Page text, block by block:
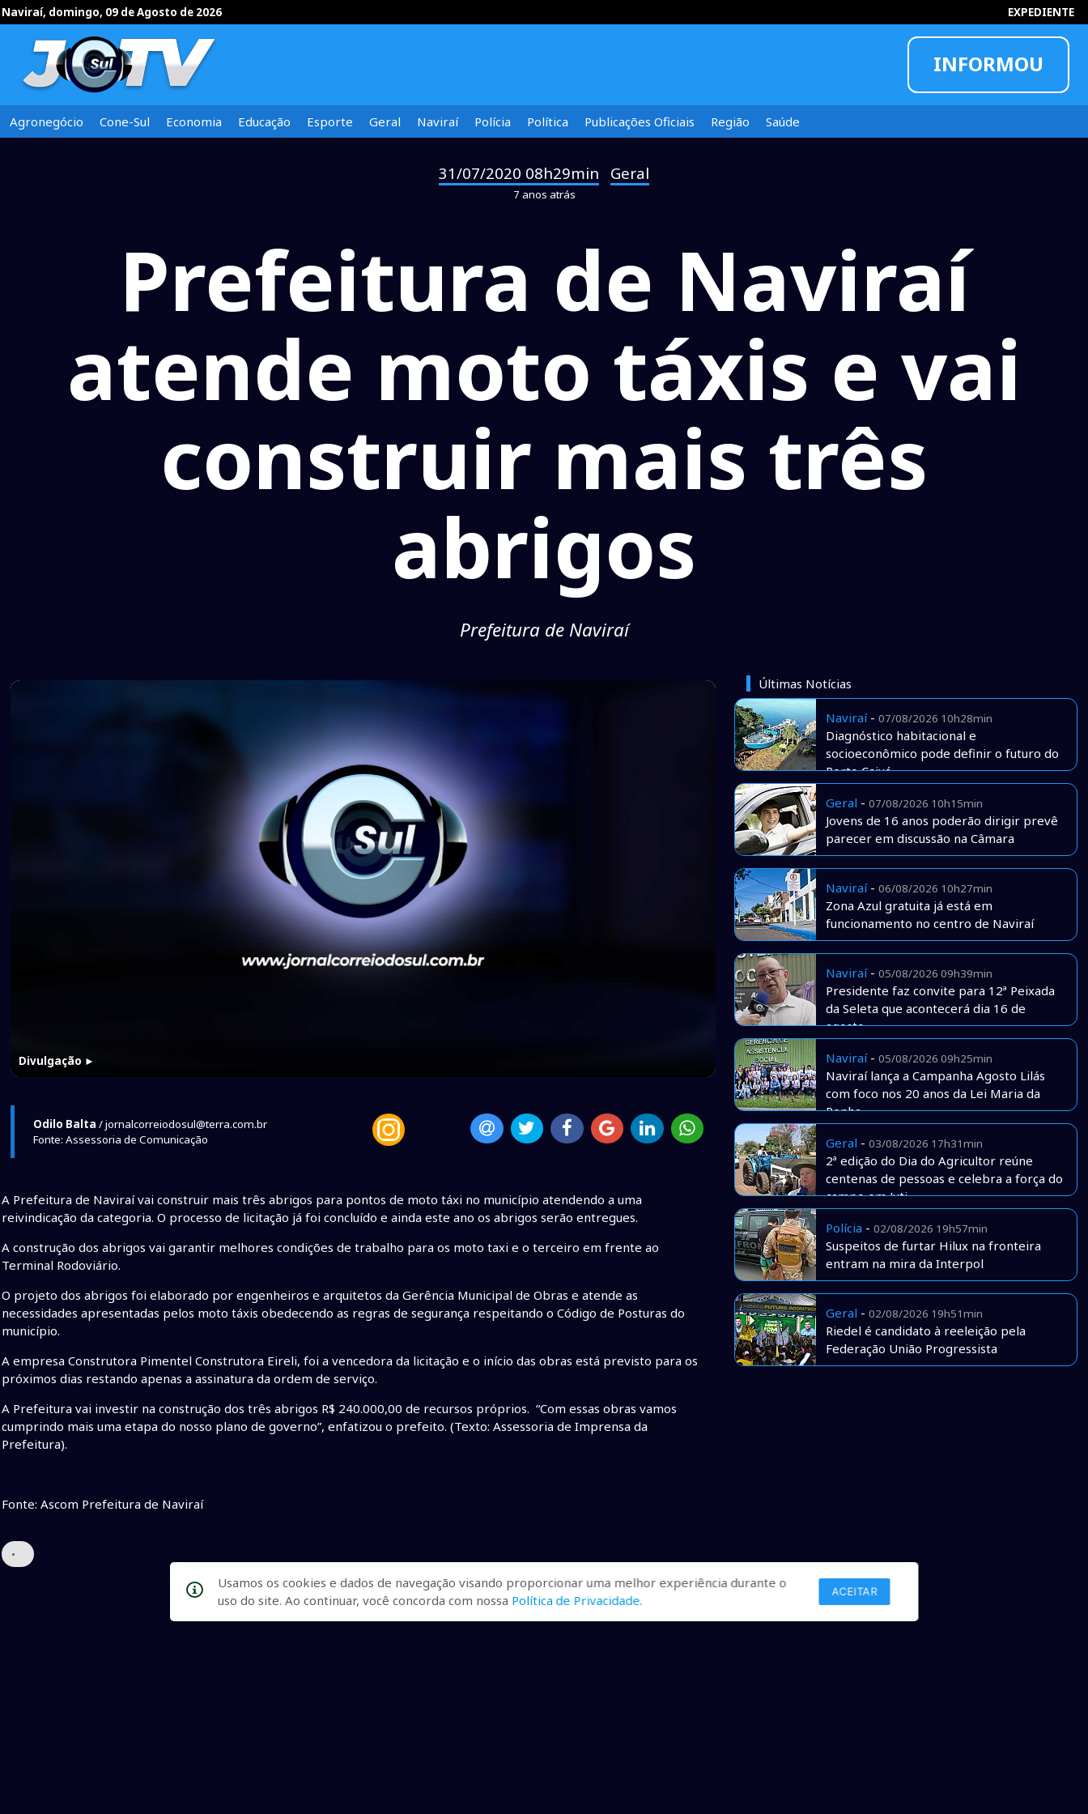
Naviraí, domingo, 09 de Agosto de 2026 EXPEDIENTE
INFORMOU
Agronegócio Cone-Sul Economia Educação Esporte Geral Naviraí Polícia Política Publicações Oficiais Região Saúde
31/07/2020 08h29min Geral
7 anos atrás
Prefeitura de Naviraí
atende moto táxis e vai
construir mais três
abrigos
Prefeitura de Naviraí
Divulgação ►
Odilo Balta / jornalcorreiodosul@terra.com.br
Fonte: Assessoria de Comunicação
A Prefeitura de Naviraí vai construir mais três abrigos para pontos de moto táxi no município atendendo a uma
reivindicação da categoria. O processo de licitação já foi concluído e ainda este ano os abrigos serão entregues.
A construção dos abrigos vai garantir melhores condições de trabalho para os moto taxi e o terceiro em frente ao
Terminal Rodoviário.
O projeto dos abrigos foi elaborado por engenheiros e arquitetos da Gerência Municipal de Obras e atende as
necessidades apresentadas pelos moto táxis obedecendo as regras de segurança respeitando o Código de Posturas do
município.
A empresa Construtora Pimentel Construtora Eireli, foi a vencedora da licitação e o início das obras está previsto para os
próximos dias restando apenas a assinatura da ordem de serviço.
A Prefeitura vai investir na construção dos três abrigos R$ 240.000,00 de recursos próprios. “Com essas obras vamos
cumprindo mais uma etapa do nosso plano de governo”, enfatizou o prefeito. (Texto: Assessoria de Imprensa da
Prefeitura).
Fonte: Ascom Prefeitura de Naviraí
•
Últimas Notícias
Naviraí- 07/08/2026 10h28min
Diagnóstico habitacional e
socioeconômico pode definir o futuro do
Porto Caiuá
Geral - 07/08/2026 10h15min
Jovens de 16 anos poderão dirigir prevê
parecer em discussão na Câmara
Naviraí- 06/08/2026 10h27min
Zona Azul gratuita já está em
funcionamento no centro de Naviraí
Naviraí- 05/08/2026 09h39min
Presidente faz convite para 12ª Peixada
da Seleta que acontecerá dia 16 de
agosto
Naviraí- 05/08/2026 09h25min
Naviraí lança a Campanha Agosto Lilás
com foco nos 20 anos da Lei Maria da
Penha
Geral - 03/08/2026 17h31min
2ª edição do Dia do Agricultor reúne
centenas de pessoas e celebra a força do
campo em Juti
Polícia - 02/08/2026 19h57min
Suspeitos de furtar Hilux na fronteira
entram na mira da Interpol
Geral - 02/08/2026 19h51min
Riedel é candidato à reeleição pela
Federação União Progressista
Usamos os cookies e dados de navegação visando proporcionar uma melhor experiência durante o
uso do site. Ao continuar, você concorda com nossa Política de Privacidade.
ACEITAR